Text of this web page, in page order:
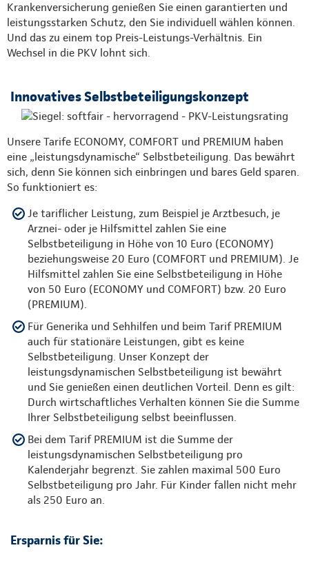
Krankenversicherung genießen Sie einen garantierten und
leistungsstarken Schutz, den Sie individuell wählen können.
Und das zu einem top Preis-Leistungs-Verhältnis. Ein
Wechsel in die PKV lohnt sich.
Innovatives Selbstbeteiligungskonzept
Unsere Tarife ECONOMY, COMFORT und PREMIUM haben
eine „leistungsdynamische“ Selbstbeteiligung. Das bewährt
sich, denn Sie können sich einbringen und bares Geld sparen.
So funktioniert es:
Je tariflicher Leistung, zum Beispiel je Arztbesuch, je
Arznei- oder je Hilfsmittel zahlen Sie eine
Selbstbeteiligung in Höhe von 10 Euro (ECONOMY)
beziehungsweise 20 Euro (COMFORT und PREMIUM). Je
Hilfsmittel zahlen Sie eine Selbstbeteiligung in Höhe
von 50 Euro (ECONOMY und COMFORT) bzw. 20 Euro
(PREMIUM).
Für Generika und Sehhilfen und beim Tarif PREMIUM
auch für stationäre Leistungen, gibt es keine
Selbstbeteiligung. Unser Konzept der
leistungsdynamischen Selbstbeteiligung ist bewährt
und Sie genießen einen deutlichen Vorteil. Denn es gilt:
Durch wirtschaftliches Verhalten können Sie die Summe
Ihrer Selbstbeteiligung selbst beeinflussen.
Bei dem Tarif PREMIUM ist die Summe der
leistungsdynamischen Selbstbeteiligung pro
Kalenderjahr begrenzt. Sie zahlen maximal 500 Euro
Selbstbeteiligung pro Jahr. Für Kinder fallen nicht mehr
als 250 Euro an.
Ersparnis für Sie: